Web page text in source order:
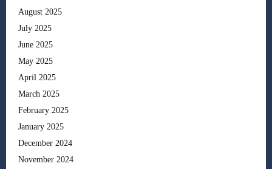
August 2025
July 2025
June 2025
May 2025
April 2025
March 2025
February 2025
January 2025
December 2024
November 2024